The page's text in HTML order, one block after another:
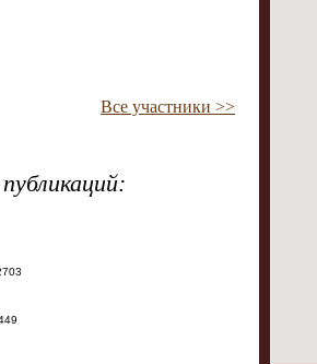
Все участники >>